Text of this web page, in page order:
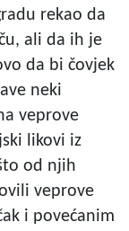
rekao da
ali da ih je
da bi čovjek
neki
veprove
likovi iz
od njih
veprove
i povećanim